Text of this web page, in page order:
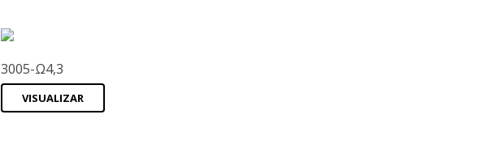
3005-Ω4,3
VISUALIZAR